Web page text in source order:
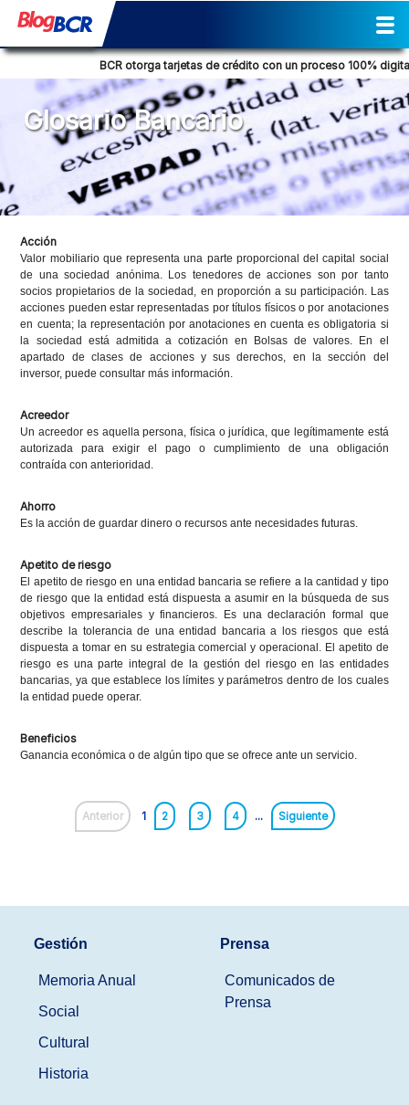
BCR otorga tarjetas de crédito con un proceso 100% digital
Glosario Bancario
Acción
Valor mobiliario que representa una parte proporcional del capital social
de una sociedad anónima. Los tenedores de acciones son por tanto
socios propietarios de la sociedad, en proporción a su participación. Las
acciones pueden estar representadas por títulos físicos o por anotaciones
en cuenta; la representación por anotaciones en cuenta es obligatoria si
la sociedad está admitida a cotización en Bolsas de valores. En el
apartado de clases de acciones y sus derechos, en la sección del
inversor, puede consultar más información.
Acreedor
Un acreedor es aquella persona, física o jurídica, que legítimamente está
autorizada para exigir el pago o cumplimiento de una obligación
contraída con anterioridad.
Ahorro
Es la acción de guardar dinero o recursos ante necesidades futuras.
Apetito de riesgo
El apetito de riesgo en una entidad bancaria se refiere a la cantidad y tipo
de riesgo que la entidad está dispuesta a asumir en la búsqueda de sus
objetivos empresariales y financieros. Es una declaración formal que
describe la tolerancia de una entidad bancaria a los riesgos que está
dispuesta a tomar en su estrategia comercial y operacional. El apetito de
riesgo es una parte integral de la gestión del riesgo en las entidades
bancarias, ya que establece los límites y parámetros dentro de los cuales
la entidad puede operar.
Beneficios
Ganancia económica o de algún tipo que se ofrece ante un servicio.
Anterior 1 2 3 4 ... Siguiente
Gestión
Memoria Anual
Social
Cultural
Historia
Prensa
Comunicados de
Prensa